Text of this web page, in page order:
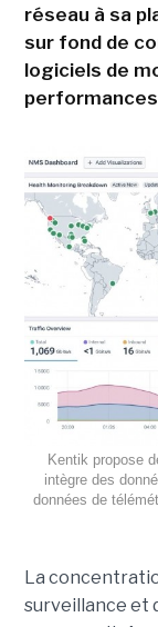
réseau à sa
sur fond de
logiciels de
Kentik propose
intègre des
données de
La
surveillance et